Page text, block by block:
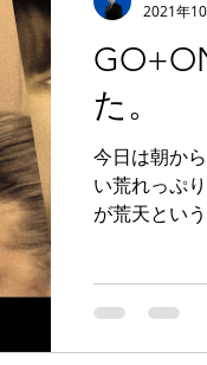
た。
今日は朝か
い荒れっぷ
が荒天とい
2021年